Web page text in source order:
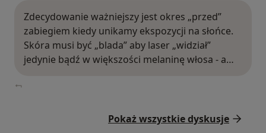
Zdecydowanie ważniejszy jest okres „przed”
zabiegiem kiedy unikamy ekspozycji na słońce.
Skóra musi być „blada” aby laser „widział”
jedynie bądź w większości melaninę włosa - a…
Pokaż wszystkie dyskusje